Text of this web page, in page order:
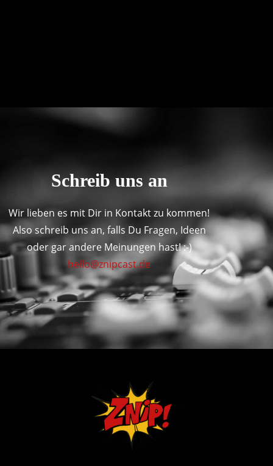
Schreib uns an
Wir lieben es mit Dir in Kontakt zu kommen!
Also schreib uns an, falls Du Fragen, Ideen
oder gar andere Meinungen hast! :-)
hello@znipcast.de